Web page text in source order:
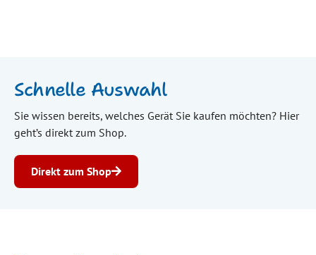
Schnelle Auswahl
Sie wissen bereits, welches Gerät Sie kaufen möchten? Hier
geht’s direkt zum Shop.
Direkt zum Shop